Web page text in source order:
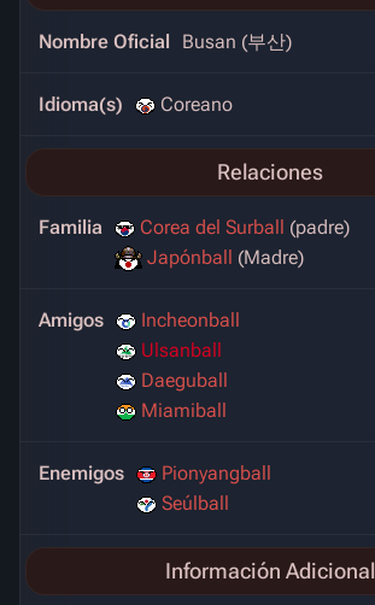
Nombre Oficial Busan (부산)
Idioma(s) Coreano
Relaciones
Familia Corea del Surball (padre)
Japónball (Madre)
Amigos
Incheonball
Ulsanball
Daeguball
Miamiball
Enemigos
Pionyangball
Seúlball
Información Adicional